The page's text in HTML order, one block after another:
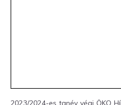
2023/2024-es tanév végi ÖKO